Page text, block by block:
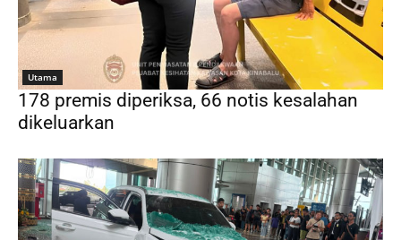
Utama
178 premis diperiksa, 66 notis kesalahan
dikeluarkan